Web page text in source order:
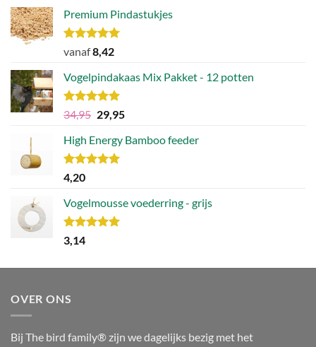
Premium Pindastukjes
Waardering
uit 5
vanaf8,42
Vogelpindakaas Mix Pakket - 12 potten
Waardering
5.00
uit 5
34,95 Oorspronkelijke
was:
€34,95.
29,95Huidige
is:
High Energy Bamboo feeder
Waardering
5.00
4,20
Vogelmousse voederring - grijs
Waardering
5.00
3,14
OVER ONS
Bij The bird family® zijn we dagelijks bezig met het